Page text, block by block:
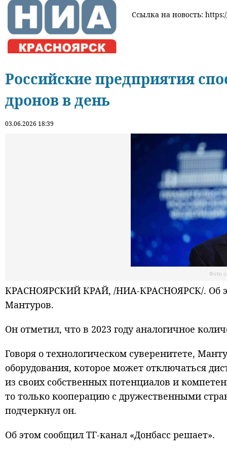
Ссылка на новость:
Российские предприятия
дронов в день
03.06.2026 18:39
Фото
КРАСНОЯРСКИЙ КРАЙ, /НИА-КРАСНОЯРСК/. Об
Мантуров.
Он отметил, что в 2023 году аналогичное
Говоря о технологическом суверенитете,
оборудования, которое может отключаться
из своих собственных потенциалов и
то только кооперацию с дружественными
подчеркнул он.
Об этом сообщил ТГ-канал «Донбасс решает».